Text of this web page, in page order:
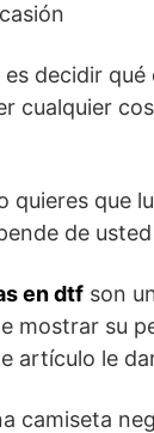
decidir
cualquier
quieres que
de
en dtf son
mostrar su
artículo le
camiseta